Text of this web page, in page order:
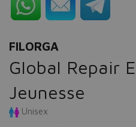
FILORGA
Global Repair
Jeunesse
Unisex